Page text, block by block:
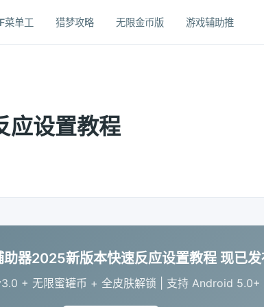
菜单工 猎梦攻略 无限金币版 游戏辅助推
应设置教程
助器2025新版本快速反应设置教程 现已
+ 无限蜜罐币 + 全皮肤解锁 | 支持 Android 5.0+